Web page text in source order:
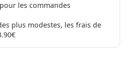
les commandes
plus modestes, les frais de